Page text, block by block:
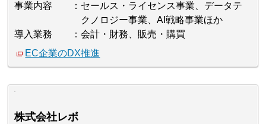
事業内容
セールス・ライセンス事業、データテ
クノロジー事業、AI戦略事業ほか
導入業務
会計・財務、販売・購買
EC企業のDX推進
株式会社レボ